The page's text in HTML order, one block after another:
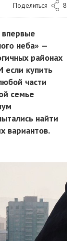
Поделиться 8
неба» —
районах
если купить
части
семье
найти
вариантов.